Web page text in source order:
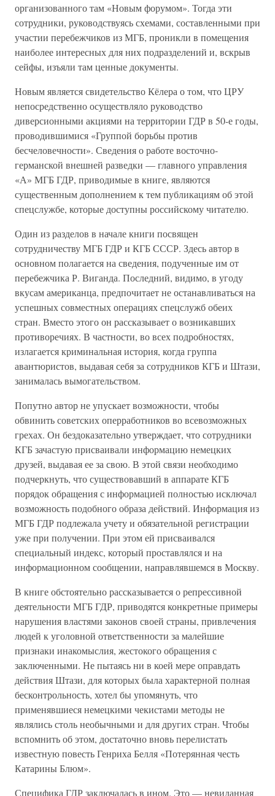
организованного там «Новым форумом». Тогда эти
сотрудники, руководствуясь схемами, составленными при
участии перебежчиков из МГБ, проникли в помещения
наиболее интересных для них подразделений и, вскрыв
сейфы, изъяли там ценные документы.
Новым является свидетельство Кёлера о том, что ЦРУ
непосредственно осуществляло руководство
диверсионными акциями на территории ГДР в 50-е годы,
проводившимися «Группой борьбы против
бесчеловечности». Сведения о работе восточно-
германской внешней разведки — главного управления
«А» МГБ ГДР, приводимые в книге, являются
существенным дополнением к тем публикациям об этой
спецслужбе, которые доступны российскому читателю.
Один из разделов в начале книги посвящен
сотрудничеству МГБ ГДР и КГБ СССР. Здесь автор в
основном полагается на сведения, подученные им от
перебежчика Р. Виганда. Последний, видимо, в угоду
вкусам американца, предпочитает не останавливаться на
успешных совместных операциях спецслужб обеих
стран. Вместо этого он рассказывает о возникавших
противоречиях. В частности, во всех подробностях,
излагается криминальная история, когда группа
авантюристов, выдавая себя за сотрудников КГБ и Штази,
занималась вымогательством.
Попутно автор не упускает возможности, чтобы
обвинить советских оперработников во всевозможных
грехах. Он бездоказательно утверждает, что сотрудники
КГБ зачастую присваивали информацию немецких
друзей, выдавая ее за свою. В этой связи необходимо
подчеркнуть, что существовавший в аппарате КГБ
порядок обращения с информацией полностью исключал
возможность подобного образа действий. Информация из
МГБ ГДР подлежала учету и обязательной регистрации
уже при получении. При этом ей присваивался
специальный индекс, который проставлялся и на
информационном сообщении, направлявшемся в Москву.
В книге обстоятельно рассказывается о репрессивной
деятельности МГБ ГДР, приводятся конкретные примеры
нарушения властями законов своей страны, привлечения
людей к уголовной ответственности за малейшие
признаки инакомыслия, жестокого обращения с
заключенными. Не пытаясь ни в коей мере оправдать
действия Штази, для которых была характерной полная
бесконтрольность, хотел бы упомянуть, что
применявшиеся немецкими чекистами методы не
являлись столь необычными и для других стран. Чтобы
вспомнить об этом, достаточно вновь перелистать
известную повесть Генриха Белля «Потерянная честь
Катарины Блюм».
Специфика ГДР заключалась в ином. Это — невиданная